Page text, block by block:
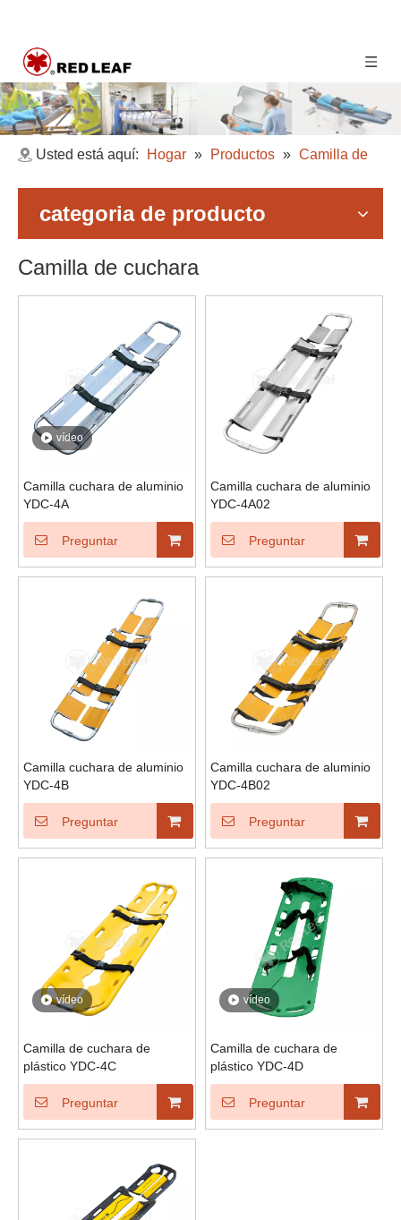
Usted está aquí: Hogar » Productos » Camilla de
categoria de producto
Camilla de cuchara
vídeo
Camilla cuchara de aluminio
YDC-4A
Preguntar
Camilla cuchara de aluminio
YDC-4A02
Preguntar
Camilla cuchara de aluminio
YDC-4B
Preguntar
Camilla cuchara de aluminio
YDC-4B02
Preguntar
vídeo
Camilla de cuchara de
plástico YDC-4C
Preguntar
vídeo
Camilla de cuchara de
plástico YDC-4D
Preguntar